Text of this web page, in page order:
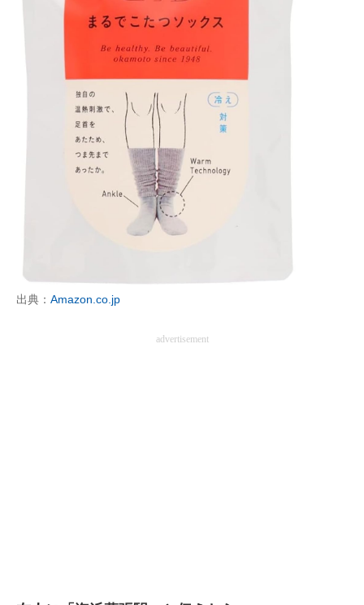
企業ITのトレンドを詳説
経営リーダーのコミュニティ
マーケ×ITの今がよく分かる
ITエンジニア向け専門サイト
企業向けIT製品の総合サイト
IT製品の技術・比較・事例
製造業のIT導入・活用を支援
エレクトロニクス専門サイト
出典： Amazon.co.jp
advertisement